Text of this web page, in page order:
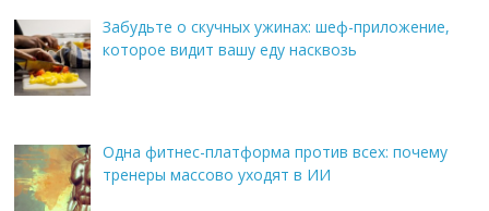
Забудьте о скучных ужинах: шеф-приложение,
которое видит вашу еду насквозь
Одна фитнес-платформа против всех: почему
тренеры массово уходят в ИИ